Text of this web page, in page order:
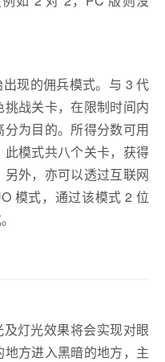
现的佣兵模式。与 3 代
战关卡，在限制时间内
为目的。所得分数可用
模式共八个关卡，获得
外，亦可以透过互联网
模式，通过该模式 2 位
灯光效果将会实现对眼
方进入黑暗的地方，主